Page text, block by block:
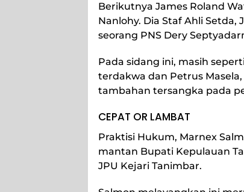
Berikutnya James Roland
Nanlohy. Dia Staf Ahli
seorang PNS Dery
Pada sidang ini, masih
terdakwa dan Petrus
tambahan tersangka pada
CEPAT OR LAMBAT
Praktisi Hukum, Marnex
mantan Bupati Kepulauan
JPU Kejari Tanimbar.